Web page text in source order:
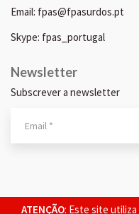
ATENÇÃO: Este site utiliza
Email: fpas@fpasurdos.pt
Skype: fpas_portugal
Newsletter
Subscrever a newsletter
© 2026 FPAS.